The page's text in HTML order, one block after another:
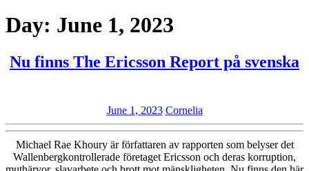
Day: June 1, 2023
Nu finns The Ericsson Report på svenska
June 1, 2023June
1,
2023
CorneliaCornelia
Michael Rae Khoury är författaren av rapporten som belyser det
Wallenbergkontrollerade företaget Ericsson och deras korruption,